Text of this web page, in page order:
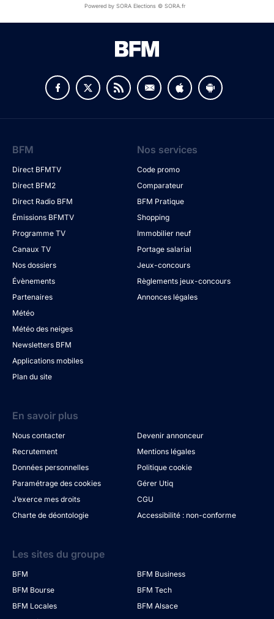
Powered by SORA Elections © SORA.fr
BFM
Direct BFMTV
Direct BFM2
Direct Radio BFM
Émissions BFMTV
Programme TV
Canaux TV
Nos dossiers
Évènements
Partenaires
Météo
Météo des neiges
Newsletters BFM
Applications mobiles
Plan du site
Nos services
Code promo
Comparateur
BFM Pratique
Shopping
Immobilier neuf
Portage salarial
Jeux-concours
Règlements jeux-concours
Annonces légales
En savoir plus
Nous contacter
Devenir annonceur
Recrutement
Mentions légales
Données personnelles
Politique cookie
Paramétrage des cookies
Gérer Utiq
J’exerce mes droits
CGU
Charte de déontologie
Accessibilité : non-conforme
Les sites du groupe
BFM
BFM Business
BFM Bourse
BFM Tech
BFM Locales
BFM Alsace